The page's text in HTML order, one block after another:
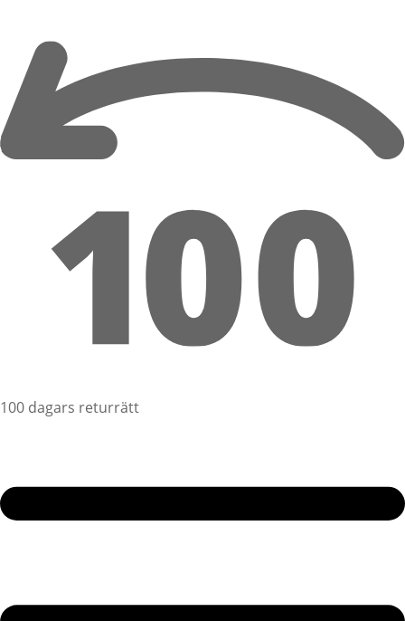
100 dagars returrätt